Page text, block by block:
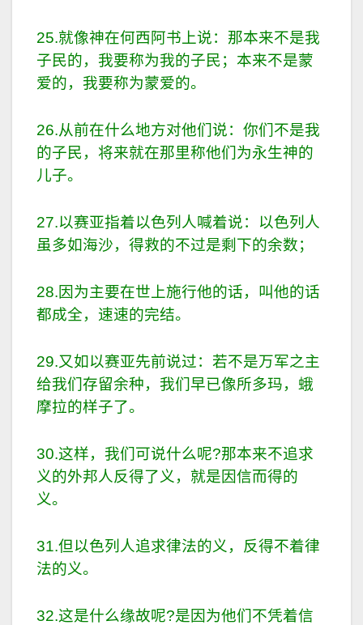
25.就像神在何西阿书上说：那本来不是我
子民的，我要称为我的子民；本来不是蒙
爱的，我要称为蒙爱的。
26.从前在什么地方对他们说：你们不是我
的子民，将来就在那里称他们为永生神的
儿子。
27.以赛亚指着以色列人喊着说：以色列人
虽多如海沙，得救的不过是剩下的余数；
28.因为主要在世上施行他的话，叫他的话
都成全，速速的完结。
29.又如以赛亚先前说过：若不是万军之主
给我们存留余种，我们早已像所多玛，蛾
摩拉的样子了。
30.这样，我们可说什么呢?那本来不追求
义的外邦人反得了义，就是因信而得的
义。
31.但以色列人追求律法的义，反得不着律
法的义。
32.这是什么缘故呢?是因为他们不凭着信